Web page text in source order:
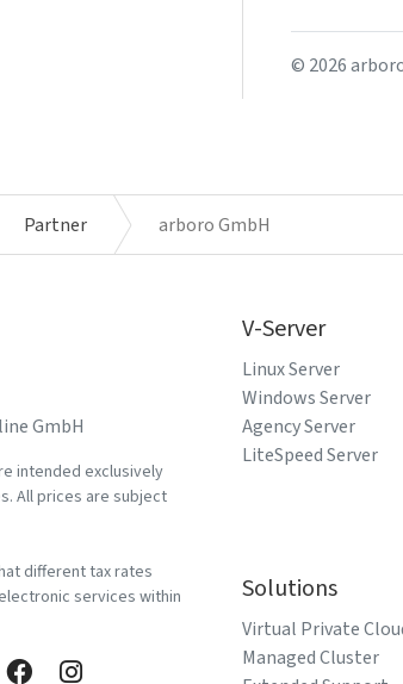
© 2026
Partner arboro GmbH
GmbH
intended exclusively
All prices are subject
different tax rates
services within
V-Server
Linux Server
Windows Server
Agency Server
LiteSpeed Server
Solutions
Virtual Private
Managed Cluster